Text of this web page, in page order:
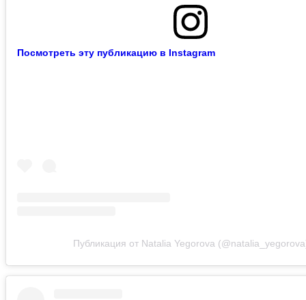
Посмотреть эту публикацию в Instagram
Публикация от Natalia Yegorova